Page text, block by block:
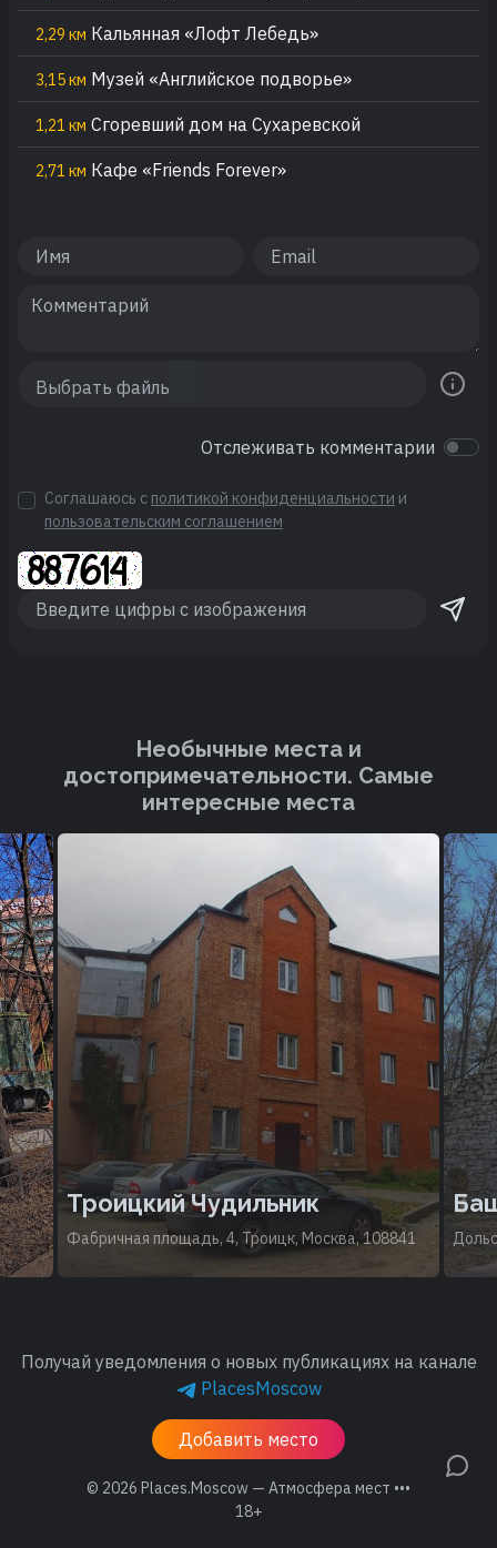
2,29 км Кальянная «Лофт Лебедь»
3,15 км Музей «Английское подворье»
1,21 км Сгоревший дом на Сухаревской
2,71 км Кафе «Friends Forever»
Отслеживать комментарии
Соглашаюсь с политикой конфиденциальности и
пользовательским соглашением
Необычные места и
достопримечательности. Cамые
интересные места
Троицкий Чудильник
Фабричная площадь, 4, Троицк, Москва, 108841
Получай уведомления о новых публикациях на канале
PlacesMoscow
Добавить место
© 2026 Places.Moscow — Атмосфера мест •••
18+